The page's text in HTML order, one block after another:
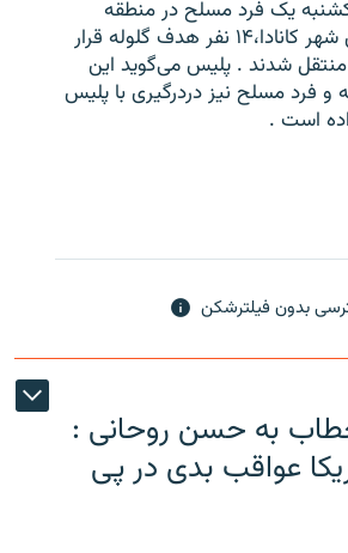
یک فرد مسلح در منطقه
مرکزی تورنتو ،‌بزرگترین شهر کانادا،۱۴ نفر هدف گلوله قرار
منتقل شدند . پلیس می‌گوید این
فرد مسلح نیز دردرگیری با پلیس
است .
بدون فیلترشکن
به حسن روحانی :
عواقب بدی در پی